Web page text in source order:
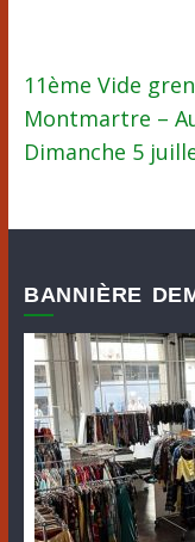
11ème Vide
Montmartre –
Dimanche 5
BANNIÈRE